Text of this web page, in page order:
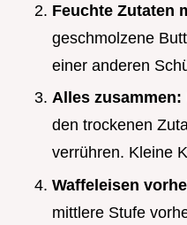
Feuchte Zutaten
geschmolzene
einer anderen
Alles zusammen:
den trockenen
verrühren. Kleine
Waffeleisen
mittlere Stufe